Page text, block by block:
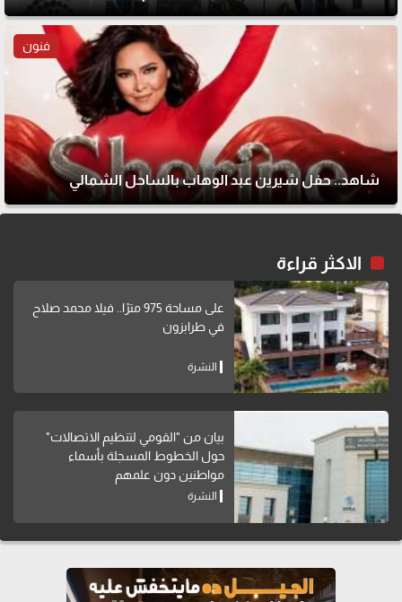
فنون
شاهد.. حفل شيرين عبد الوهاب بالساحل الشمالي
الاكثر قراءة
على مساحة 975 مترًا.. فيلا محمد صلاح
في طرابزون
النشرة
بيان من "القومي لتنظيم الاتصالات"
حول الخطوط المسجلة بأسماء
مواطنين دون علمهم
النشرة